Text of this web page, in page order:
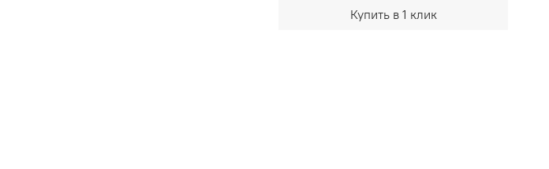
Купить в 1 клик